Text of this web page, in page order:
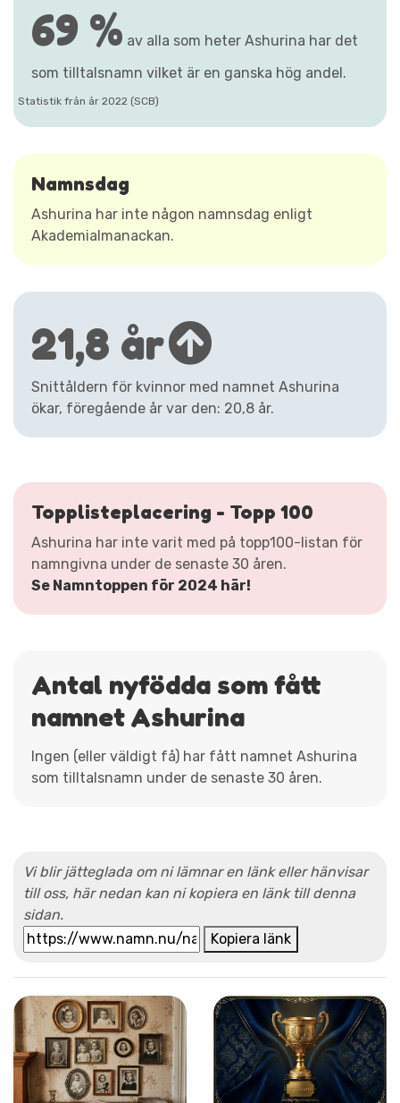
69 % av alla som heter Ashurina har det
som tilltalsnamn vilket är en ganska hög andel.
Statistik från år 2022 (SCB)
Namnsdag
Ashurina har inte någon namnsdag enligt
Akademialmanackan.
21,8 år
Snittåldern för kvinnor med namnet Ashurina
ökar, föregående år var den: 20,8 år.
Topplisteplacering - Topp 100
Ashurina har inte varit med på topp100-listan för
namngivna under de senaste 30 åren.
Se Namntoppen för 2024 här!
Antal nyfödda som fått
namnet Ashurina
Ingen (eller väldigt få) har fått namnet Ashurina
som tilltalsnamn under de senaste 30 åren.
Vi blir jätteglada om ni lämnar en länk eller hänvisar
till oss, här nedan kan ni kopiera en länk till denna
sidan.
Kopiera länk